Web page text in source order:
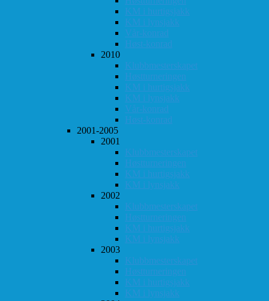
KM i hurtigsjakk
KM i lynsjakk
Vår-konrad
Høst-konrad
2010
Klubbmesterskapet
Høstturneringen
KM i hurtigsjakk
KM i lynsjakk
Vår-konrad
Høst-konrad
2001-2005
2001
Klubbmesterskapet
Høstturneringen
KM i hurtigsjakk
KM i lynsjakk
2002
Klubbmesterskapet
Høstturneringen
KM i hurtigsjakk
KM i lynsjakk
2003
Klubbmesterskapet
Høstturneringen
KM i hurtigsjakk
KM i lynsjakk